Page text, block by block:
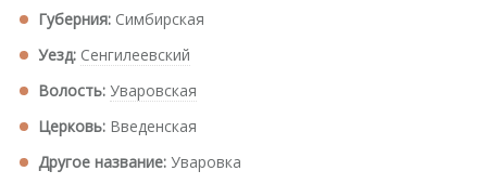
Губерния: Симбирская
Уезд: Сенгилеевский
Волость: Уваровская
Церковь: Введенская
Другое название: Уваровка